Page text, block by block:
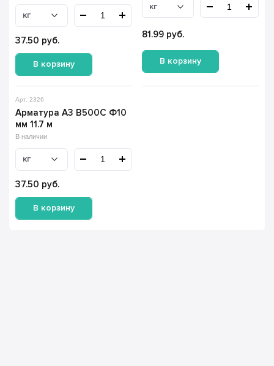
кг
37.50 руб.
В корзину
кг
81.99 руб.
В корзину
Арт. 2326
Арматура А3 В500С Ф10
мм 11.7 м
В наличии
кг
37.50 руб.
В корзину